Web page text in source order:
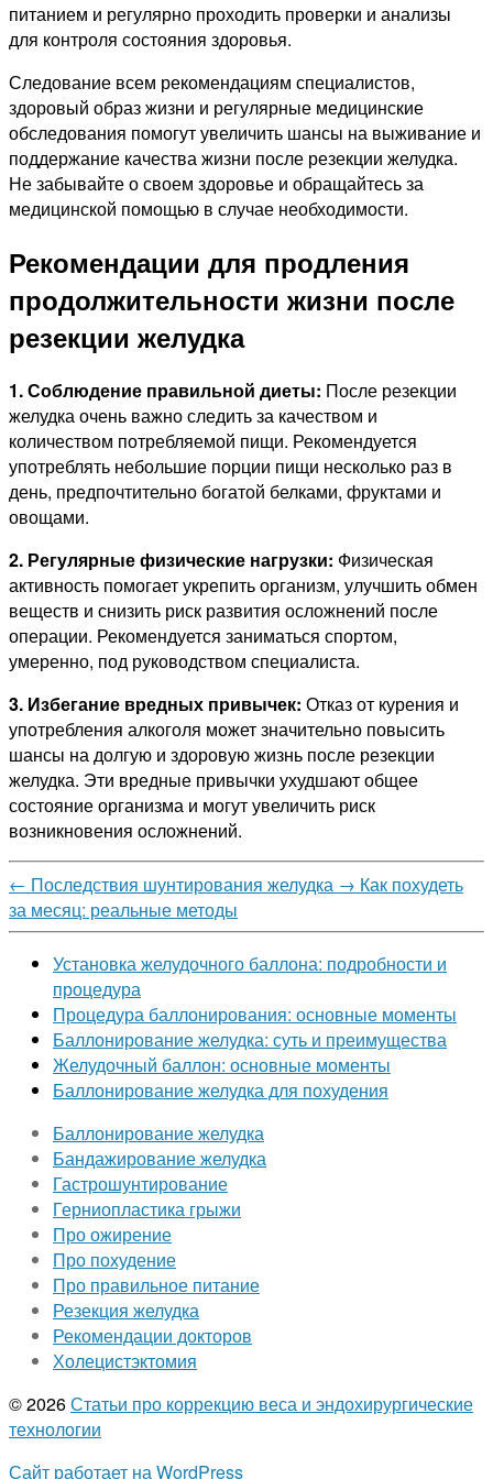
питанием и регулярно проходить проверки и анализы
для контроля состояния здоровья.
Следование всем рекомендациям специалистов,
здоровый образ жизни и регулярные медицинские
обследования помогут увеличить шансы на выживание и
поддержание качества жизни после резекции желудка.
Не забывайте о своем здоровье и обращайтесь за
медицинской помощью в случае необходимости.
Рекомендации для продления
продолжительности жизни после
резекции желудка
1. Соблюдение правильной диеты: После резекции
желудка очень важно следить за качеством и
количеством потребляемой пищи. Рекомендуется
употреблять небольшие порции пищи несколько раз в
день, предпочтительно богатой белками, фруктами и
овощами.
2. Регулярные физические нагрузки: Физическая
активность помогает укрепить организм, улучшить обмен
веществ и снизить риск развития осложнений после
операции. Рекомендуется заниматься спортом,
умеренно, под руководством специалиста.
3. Избегание вредных привычек: Отказ от курения и
употребления алкоголя может значительно повысить
шансы на долгую и здоровую жизнь после резекции
желудка. Эти вредные привычки ухудшают общее
состояние организма и могут увеличить риск
возникновения осложнений.
← Последствия шунтирования желудка → Как похудеть
за месяц: реальные методы
Установка желудочного баллона: подробности и
процедура
Процедура баллонирования: основные моменты
Баллонирование желудка: суть и преимущества
Желудочный баллон: основные моменты
Баллонирование желудка для похудения
Баллонирование желудка
Бандажирование желудка
Гастрошунтирование
Герниопластика грыжи
Про ожирение
Про похудение
Про правильное питание
Резекция желудка
Рекомендации докторов
Холецистэктомия
© 2026Статьи про коррекцию веса и эндохирургические
технологии
Сайт работает на WordPress